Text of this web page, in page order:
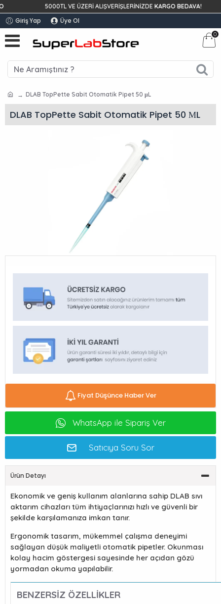
5000TL VE ÜZERİ ALIŞVERİŞLERİNİZDEKARGO BEDAVA!
Giriş Yap Üye Ol
0
DLAB TopPette Sabit Otomatik Pipet 50 μL
DLAB TopPette Sabit Otomatik Pipet 50 ΜL
Fiyat Düşünce Haber Ver
WhatsApp ile Sipariş Ver
Satıcıya Soru Sor
Ürün Detayı
Ekonomik ve geniş kullanım alanlarına sahip DLAB sıvı
aktarım cihazları tüm ihtiyaçlarınızı hızlı ve güvenli bir
şekilde karşılamanıza imkan tanır.
Ergonomik tasarım, mükemmel çalışma deneyimi
sağlayan düşük maliyetli otomatik pipetler. Okunması
kolay hacim göstergesi sayesinde her açıdan gözü
yormadan okuma yapılabilir.
BENZERSİZ ÖZELLİKLER